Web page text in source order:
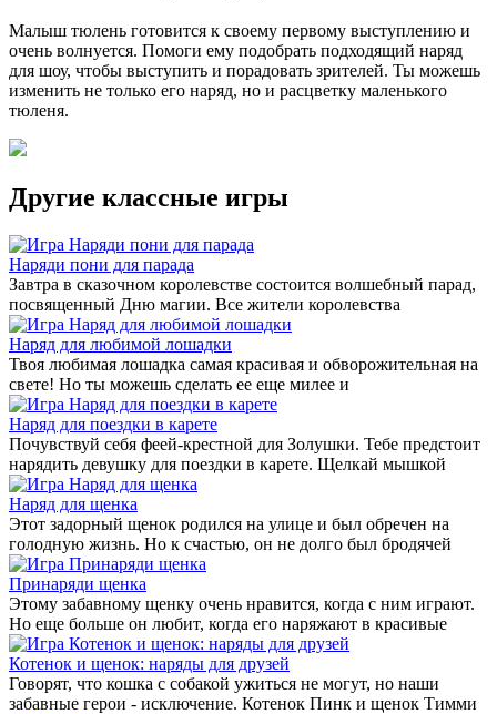
Малыш тюлень готовится к своему первому выступлению и
очень волнуется. Помоги ему подобрать подходящий наряд
для шоу, чтобы выступить и порадовать зрителей. Ты можешь
изменить не только его наряд, но и расцветку маленького
тюленя.
Другие классные игры
Наряди пони для парада
Завтра в сказочном королевстве состоится волшебный парад,
посвященный Дню магии. Все жители королевства
Наряд для любимой лошадки
Твоя любимая лошадка самая красивая и обворожительная на
свете! Но ты можешь сделать ее еще милее и
Наряд для поездки в карете
Почувствуй себя феей-крестной для Золушки. Тебе предстоит
нарядить девушку для поездки в карете. Щелкай мышкой
Наряд для щенка
Этот задорный щенок родился на улице и был обречен на
голодную жизнь. Но к счастью, он не долго был бродячей
Принаряди щенка
Этому забавному щенку очень нравится, когда с ним играют.
Но еще больше он любит, когда его наряжают в красивые
Котенок и щенок: наряды для друзей
Говорят, что кошка с собакой ужиться не могут, но наши
забавные герои - исключение. Котенок Пинк и щенок Тимми